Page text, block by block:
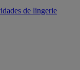
de lingerie